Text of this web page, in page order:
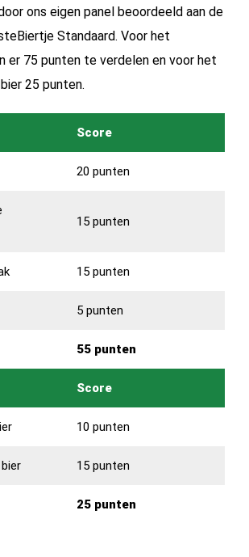
ons eigen panel beoordeeld aan de
Standaard. Voor het
er 75 punten te verdelen en voor het
25 punten.
Score
20 punten
15 punten
15 punten
5 punten
55 punten
Score
10 punten
15 punten
25 punten